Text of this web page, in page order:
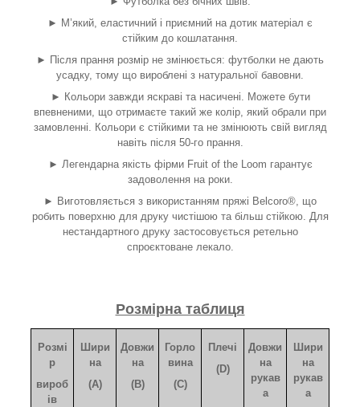
► М’який, еластичний і приємний на дотик матеріал є
стійким до кошлатання.
► Після прання розмір не змінюється: футболки не дають
усадку, тому що вироблені з натуральної бавовни.
► Кольори завжди яскраві та насичені. Можете бути
впевненими, що отримаєте такий же колір, який обрали при
замовленні. Кольори є стійкими та не змінюють свій вигляд
навіть після 50-го прання.
► Легендарна якість фірми Fruit of the Loom гарантує
задоволення на роки.
► Виготовляється з використанням пряжі Belcoro® , що
робить поверхню для друку чистішою та більш стійкою. Для
нестандартного друку застосовується ретельно
спроєктоване лекало.
Розмірна таблиця
Розмі
р
вироб
ів
Шири
на
(A)
Довжи
на
(B)
Горло
вина
(C)
Плечі
(D)
Довжи
на
рукав
а
Шири
на
рукав
а